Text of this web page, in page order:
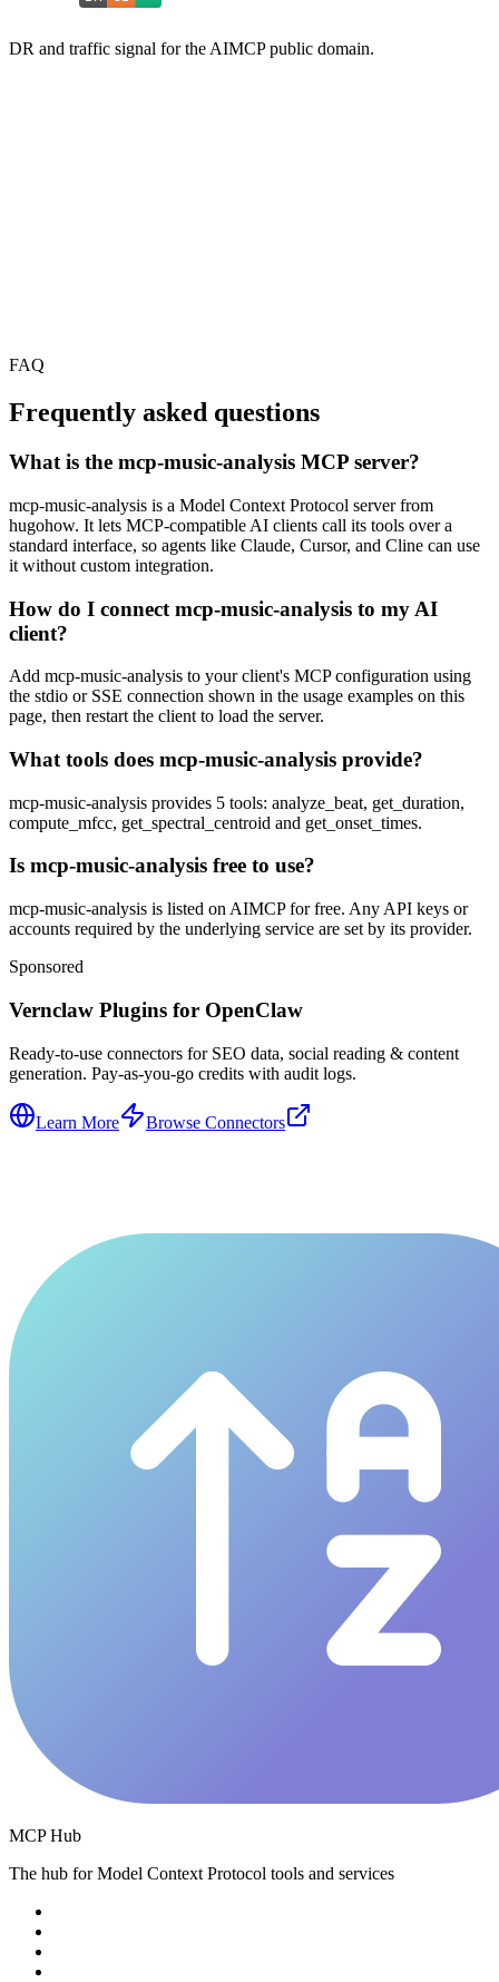
DR and traffic signal for the AIMCP public domain.
FAQ
Frequently asked questions
What is the mcp-music-analysis MCP server?
mcp-music-analysis is a Model Context Protocol server from
hugohow. It lets MCP-compatible AI clients call its tools over a
standard interface, so agents like Claude, Cursor, and Cline can use
it without custom integration.
How do I connect mcp-music-analysis to my AI
client?
Add mcp-music-analysis to your client's MCP configuration using
the stdio or SSE connection shown in the usage examples on this
page, then restart the client to load the server.
What tools does mcp-music-analysis provide?
mcp-music-analysis provides 5 tools: analyze_beat, get_duration,
compute_mfcc, get_spectral_centroid and get_onset_times.
Is mcp-music-analysis free to use?
mcp-music-analysis is listed on AIMCP for free. Any API keys or
accounts required by the underlying service are set by its provider.
Sponsored
Vernclaw Plugins for OpenClaw
Ready-to-use connectors for SEO data, social reading & content
generation. Pay-as-you-go credits with audit logs.
Learn More Browse Connectors
MCP Hub
The hub for Model Context Protocol tools and services